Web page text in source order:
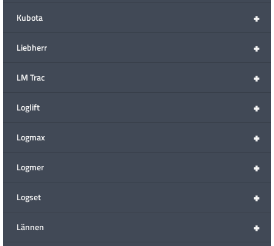
+
Kubota
+
Liebherr
+
LM Trac
+
Loglift
+
Logmax
+
Logmer
+
Logset
+
Lännen